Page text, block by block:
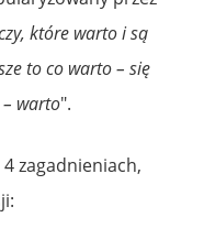
które warto i są
to co warto – się
– warto".
zagadnieniach,